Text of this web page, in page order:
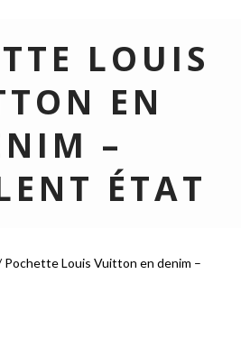
LOUIS
EN
–
ÉTAT
Pochette Louis Vuitton en denim –